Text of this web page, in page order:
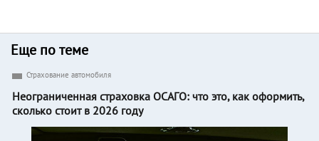
Еще по теме
Страхование автомобиля
Неограниченная страховка ОСАГО: что это, как оформить,
сколько стоит в 2026 году